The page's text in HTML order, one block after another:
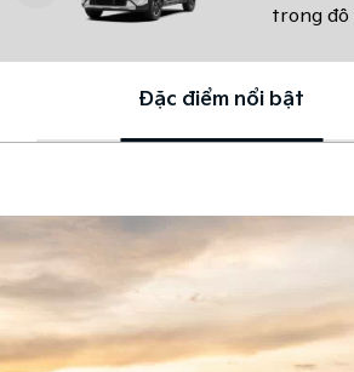
trong đô
Đặc điểm nổi bật